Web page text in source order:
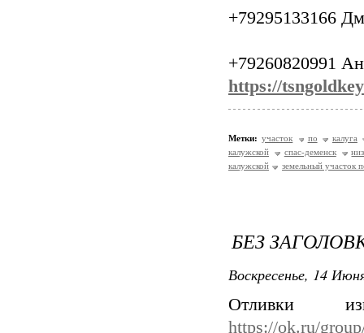
+79295133166
+79260820991
https://
Метки: участок по
калуга
калужской
спас-деменск
калужской
земельный участок
БЕЗ
Воскресенье, 14
Отливки
https://ok.ru/